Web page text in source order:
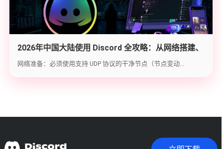
2026年中国大陆使用 Discord 全攻略：从网络搭建、
账号注册到防封避坑
网络准备：必须使用支持 UDP 协议的干净节点（节点变动...